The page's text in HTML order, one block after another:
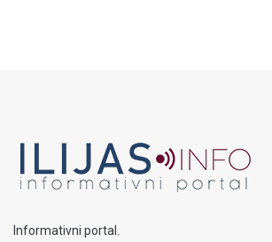
Informativni portal.